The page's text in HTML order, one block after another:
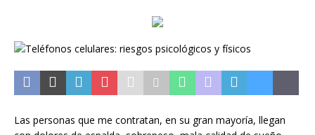
Las personas que me contratan, en su gran mayoría, llegan